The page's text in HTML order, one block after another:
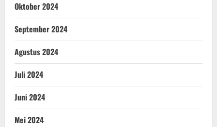
Oktober 2024
September 2024
Agustus 2024
Juli 2024
Juni 2024
Mei 2024